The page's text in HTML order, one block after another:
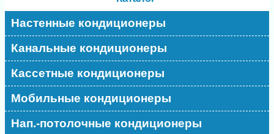
Настенные кондиционеры
Канальные кондиционеры
Кассетные кондиционеры
Мобильные кондиционеры
Нап.-потолочные кондиционеры